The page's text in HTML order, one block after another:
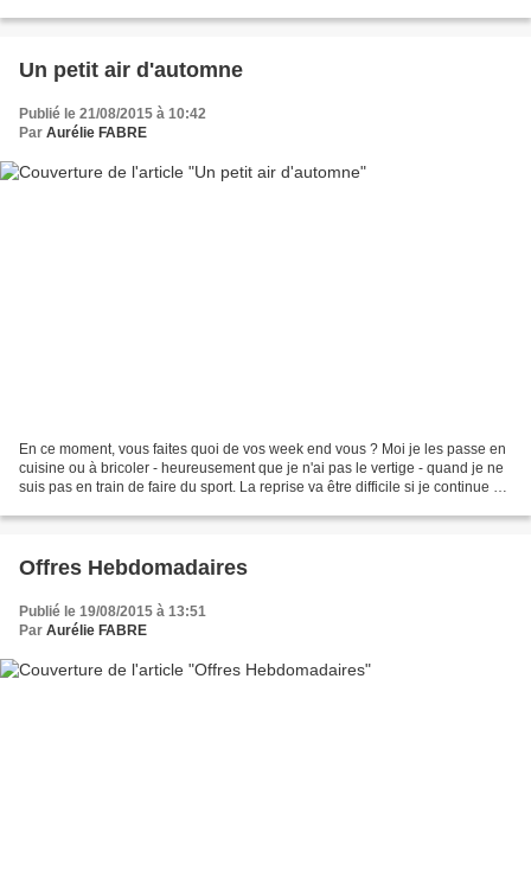
Un petit air d'automne
Publié le 21/08/2015 à 10:42
Par Aurélie FABRE
En ce moment, vous faites quoi de vos week end vous ? Moi je les passe en
cuisine ou à bricoler - heureusement que je n'ai pas le vertige - quand je ne
suis pas en train de faire du sport. La reprise va être difficile si je continue à
Offres Hebdomadaires
Publié le 19/08/2015 à 13:51
Par Aurélie FABRE